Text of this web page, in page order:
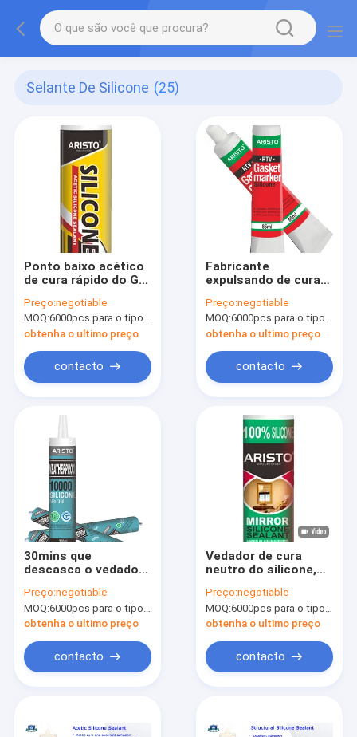
Selante De Silicone (25)
Ponto baixo acético
de cura rápido do GP
silicone - boa
resistência à ação
dos agentes
atmosféricos do
módulo
Preço:negotiable
MOQ:6000pcs para o tipo de Aristo, 15000pcs para o tipo do cliente
obtenha o ultimo preço
contacto
Fabricante
expulsando de cura
silicone de 85ml RTV
Preço:negotiable
MOQ:6000pcs para o tipo de Aristo, 15000pcs para o tipo do cliente
obtenha o ultimo preço
contacto
30mins que
descasca o vedador
silicone 597ml
Preço:negotiable
MOQ:6000pcs para o tipo de Aristo, 15000pcs para o tipo do cliente
obtenha o ultimo preço
contacto
Vedador de cura
neutro do silicone,
do silicone do
espelho para o vidro
Preço:negotiable
MOQ:6000pcs para o tipo de Aristo, 15000pcs para o tipo do cliente
obtenha o ultimo preço
contacto